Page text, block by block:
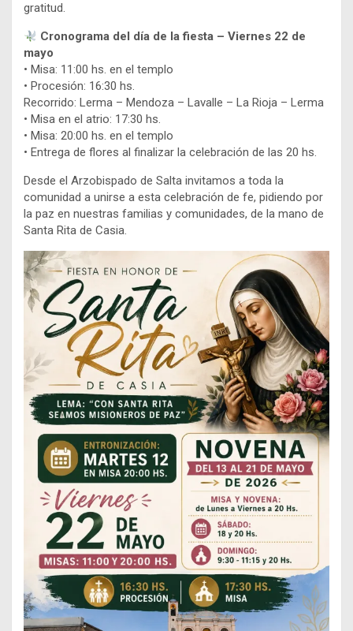
gratitud.
Cronograma del día de la fiesta – Viernes 22 de
mayo
• Misa: 11:00 hs. en el templo
• Procesión: 16:30 hs.
Recorrido: Lerma – Mendoza – Lavalle – La Rioja – Lerma
• Misa en el atrio: 17:30 hs.
• Misa: 20:00 hs. en el templo
• Entrega de flores al finalizar la celebración de las 20 hs.
Desde el Arzobispado de Salta invitamos a toda la
comunidad a unirse a esta celebración de fe, pidiendo por
la paz en nuestras familias y comunidades, de la mano de
Santa Rita de Casia.